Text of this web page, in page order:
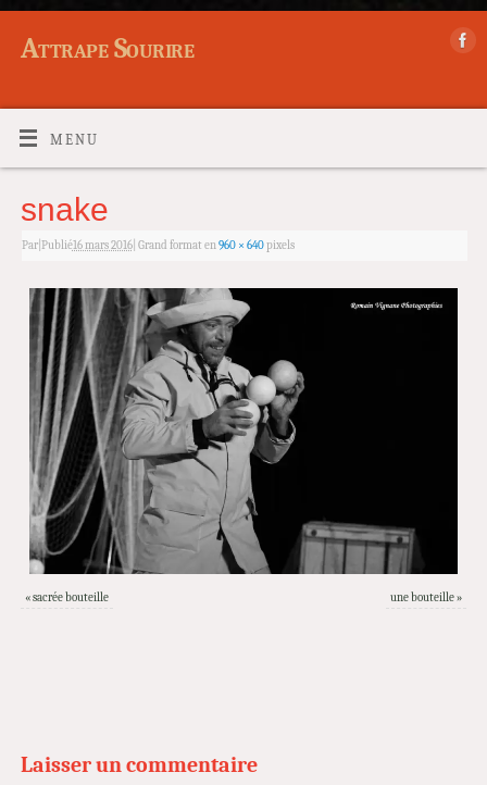
Attrape Sourire
MENU
snake
Par| Publié16 mars 2016| Grand format en960 × 640pixels
«sacrée bouteille une bouteille»
Laisser un commentaire